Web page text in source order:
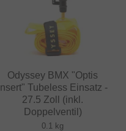
Odyssey BMX "Optis
Insert" Tubeless Einsatz -
27.5 Zoll (inkl.
Doppelventil)
0.1 kg